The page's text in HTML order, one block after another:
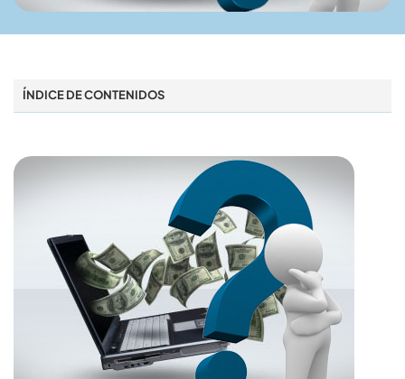
ÍNDICE DE CONTENIDOS